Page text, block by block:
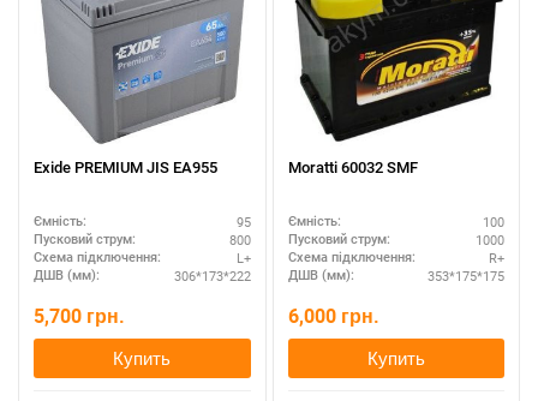
Exide PREMIUM JIS EA955
Ємність: 95
Пусковий струм: 800
Схема підключення: L+
ДШВ (мм): 306*173*222
5,700 грн.
Купить
Moratti 60032 SMF
Ємність: 100
Пусковий струм: 1000
Схема підключення: R+
ДШВ (мм): 353*175*175
6,000 грн.
Купить